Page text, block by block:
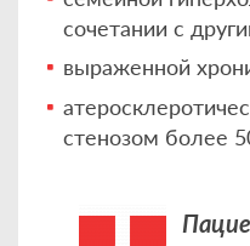
сочетании с
выраженной
стенозом более